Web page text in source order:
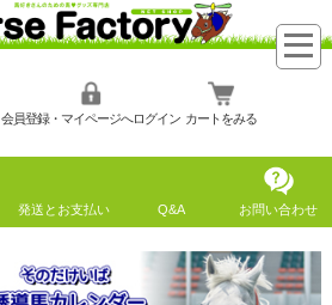
会員登録・マイページへログイン カートをみる
発送とお支払い Q&A お問い合わせ